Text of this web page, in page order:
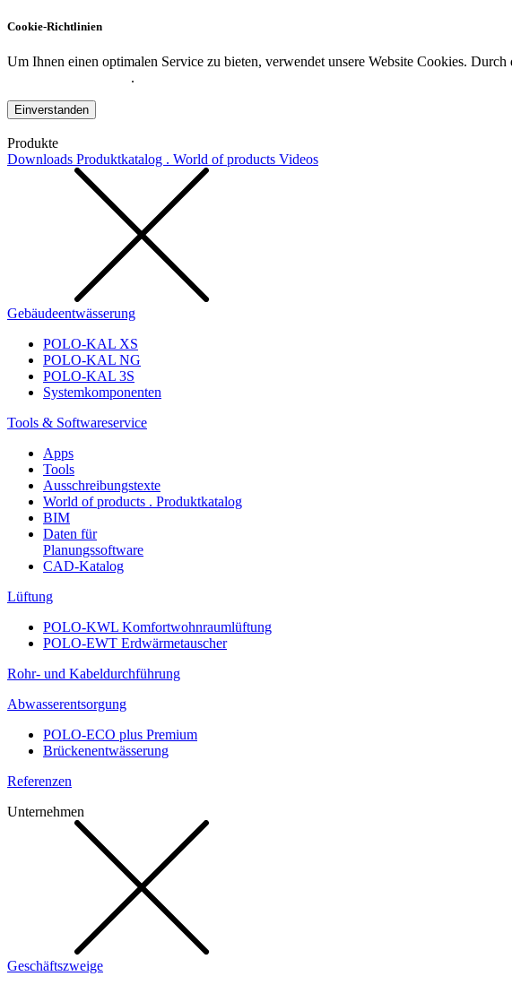
Cookie-Richtlinien
Um Ihnen einen optimalen Service zu bieten, verwendet unsere Website Cookies.
.
Einverstanden
Produkte
Downloads Produktkatalog . World of products Videos
Gebäudeentwässerung
POLO-KAL XS
POLO-KAL NG
POLO-KAL 3S
Systemkomponenten
Tools & Softwareservice
Apps
Tools
Ausschreibungstexte
World of products . Produktkatalog
BIM
Daten für
Planungssoftware
CAD-Katalog
Lüftung
POLO-KWL Komfortwohnraumlüftung
POLO-EWT Erdwärmetauscher
Rohr- und Kabeldurchführung
Abwasserentsorgung
POLO-ECO plus Premium
Brückenentwässerung
Referenzen
Unternehmen
Geschäftszweige